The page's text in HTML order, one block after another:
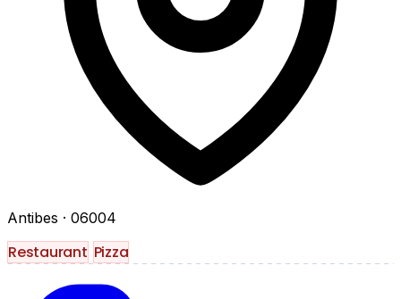
Antibes · 06004
Restaurant Pizza